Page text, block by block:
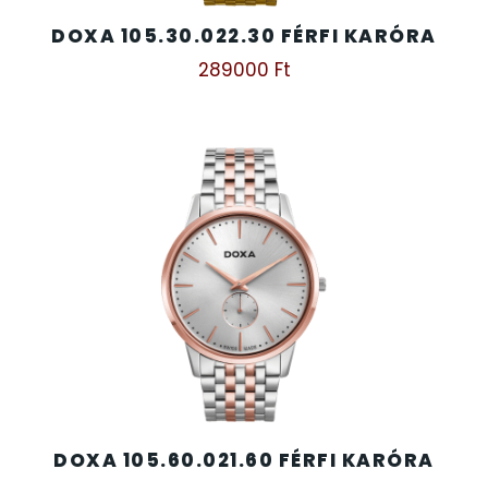
DOXA 105.30.022.30 FÉRFI KARÓRA
289000 Ft
DOXA 105.60.021.60 FÉRFI KARÓRA